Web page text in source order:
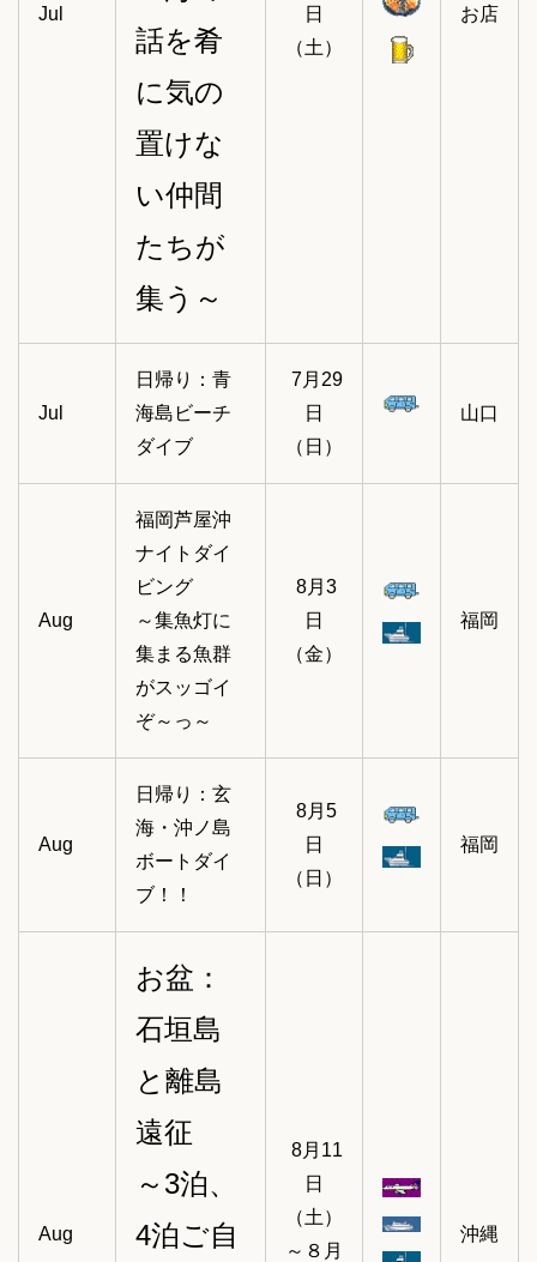
Jul
話を肴
に気の
置けな
い仲間
たちが
集う～
日
（土）
お店
Jul
日帰り：青
海島ビーチ
ダイブ
7月29
日
（日）
山口
Aug
福岡芦屋沖
ナイトダイ
ビング
～集魚灯に
集まる魚群
がスッゴイ
ぞ～っ～
8月3
日
（金）
福岡
Aug
日帰り：玄
海・沖ノ島
ボートダイ
ブ！！
8月5
日
（日）
福岡
Aug
お盆：
石垣島
と離島
遠征
～3泊、
4泊ご自
8月11
日
（土）
～８月
沖縄